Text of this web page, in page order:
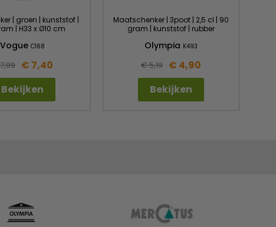
| groen | kunststof |
| H33 x Ø10 cm
Vogue C168
€ 7,40
Bekijken
Maatschenker | 3poot | 2,5 cl | 90
gram | kunststof | rubber
Olympia K493
€ 5,19 € 4,90
Bekijken